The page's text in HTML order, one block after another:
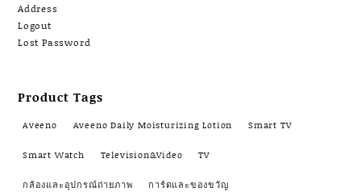
Address
Logout
Lost Password
Product Tags
Aveeno Aveeno Daily Moisturizing Lotion Smart TV
Smart Watch Television&Video TV
กล้องและอุปกรณ์ถ่ายภาพ การ์ดและของขวัญ